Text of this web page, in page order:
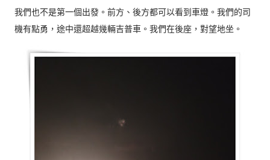
我們也不是第一個出發。前方、後方都可以看到車燈。我們的司
機有點勇，途中還超越幾輛吉普車。我們在後座，對望地坐。